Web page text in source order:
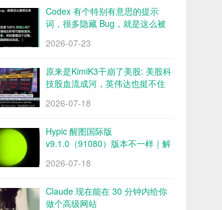
Codex 有个特别有意思的提示
词，很多隐藏 Bug，就是这么被
2026-07-23
原来是KimiK3干崩了美股: 美股科
技股血流成河，英伟达也挺不住
2026-07-18
Hypic 醒图国际版
v9.1.0（91080）版本不一样｜解
2026-07-18
Claude 现在能在 30 分钟内给你
做个高级网站